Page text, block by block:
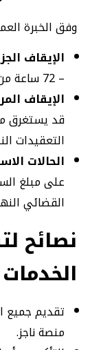
وفق الخبرة
الإيقاف
– 72 ساعة من تقديم إثبات السداد.
الإيقاف
قد يستغرق
التعقيدات
الحالات
على مبلغ
القضائي
نصائح
تقديم جميع
منصة ناجز.